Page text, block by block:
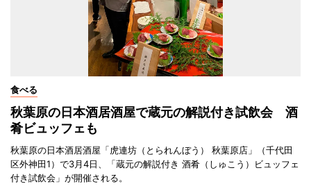
食べる
秋葉原の日本酒居酒屋で蔵元の解説付き試飲会 酒
肴ビュッフェも
秋葉原の日本酒居酒屋「虎連坊（とられんぼう） 秋葉原店」（千代田
区外神田1）で3月4日、「蔵元の解説付き 酒肴（しゅこう）ビュッフェ
付き試飲会」が開催される。